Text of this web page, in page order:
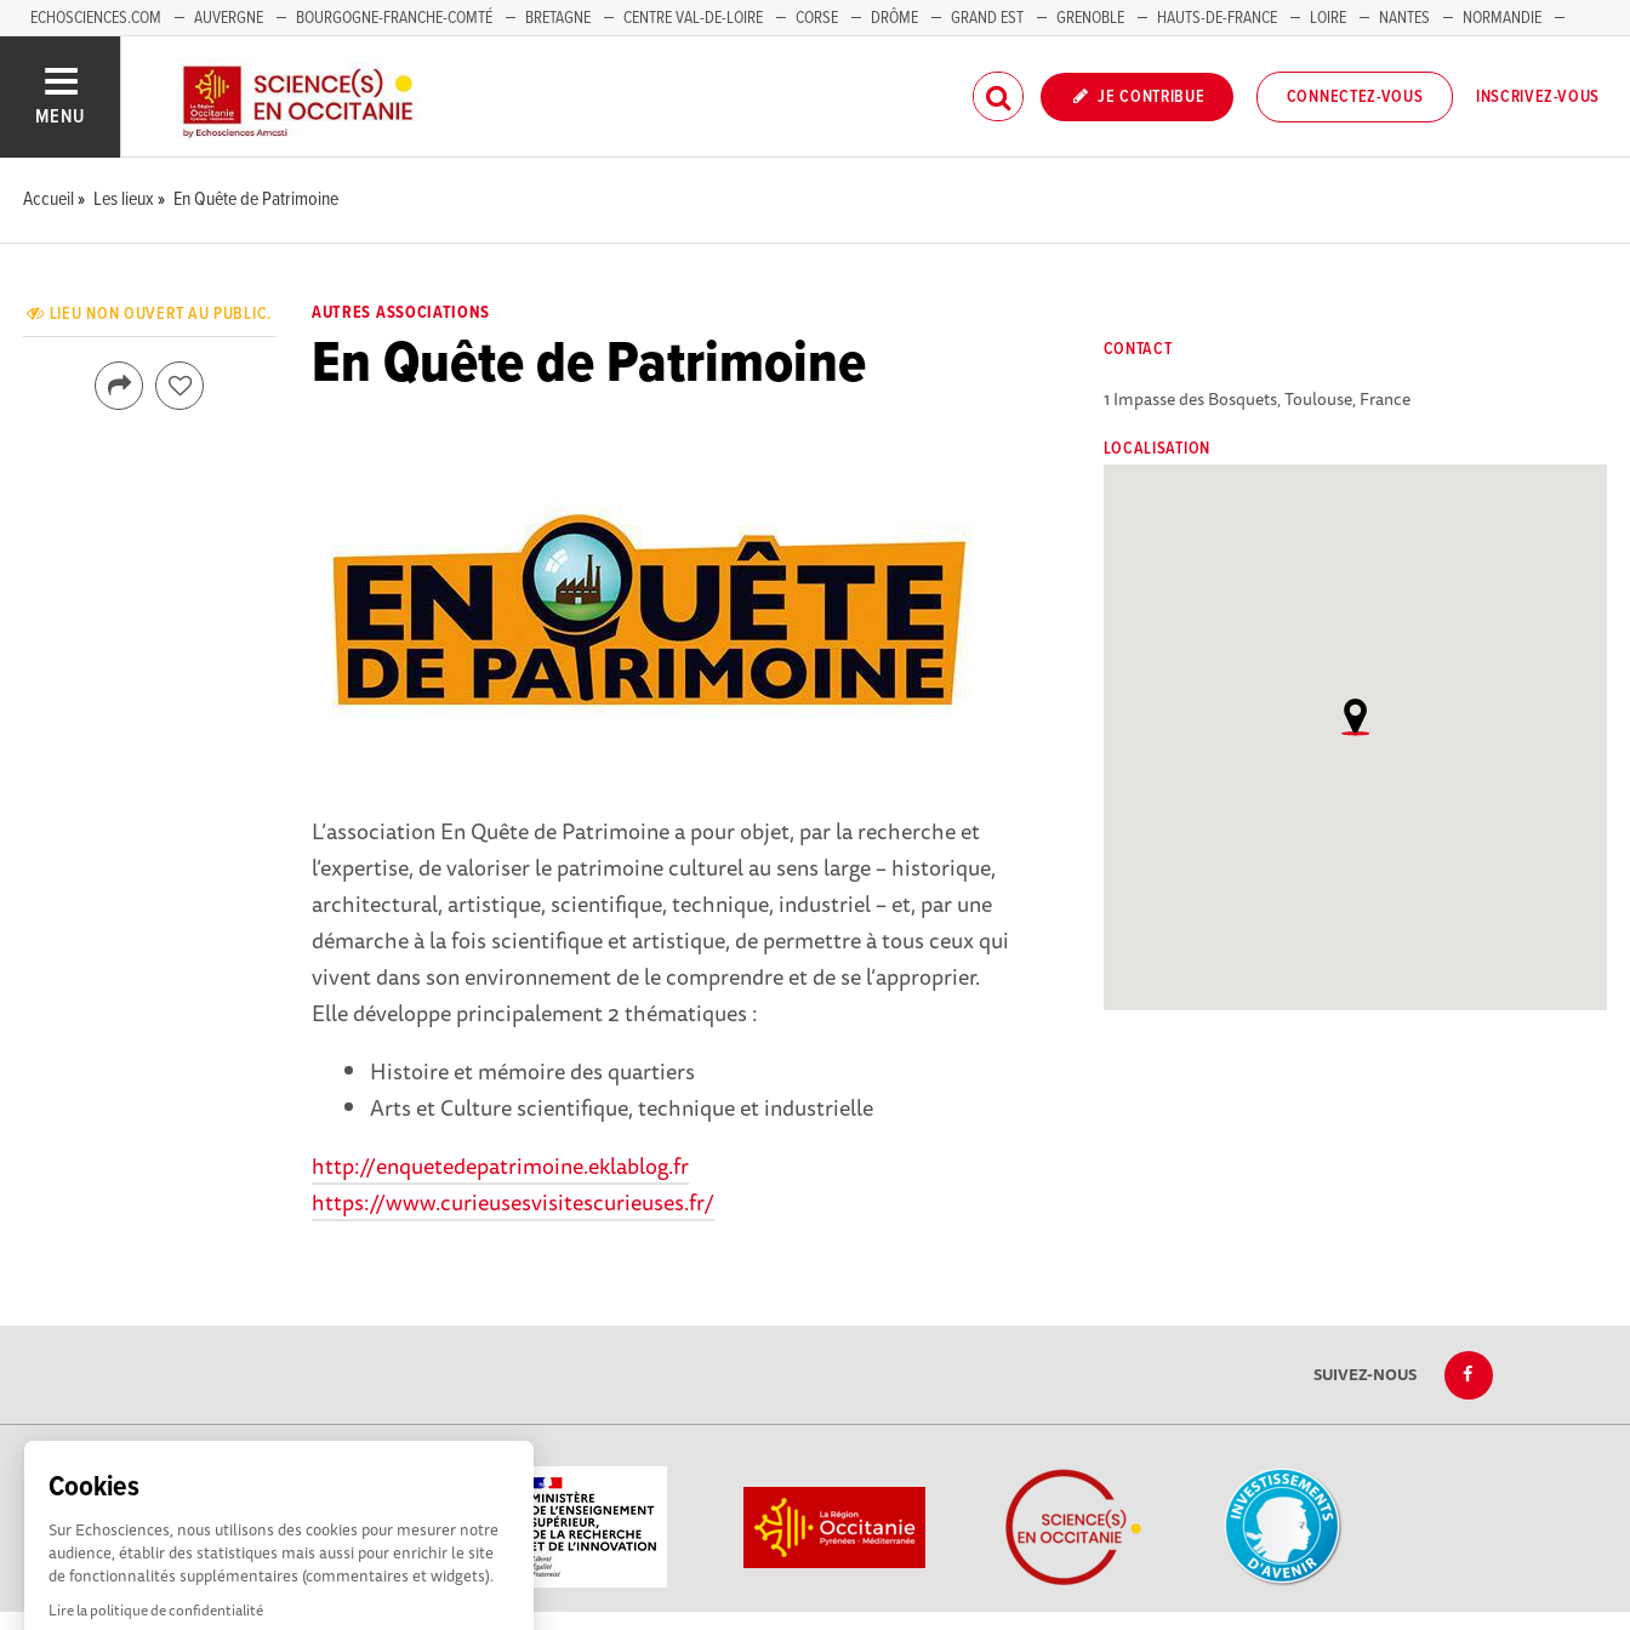
Cookies
Sur Echosciences, nous utilisons des cookies pour mesurer notre
audience, établir des statistiques mais aussi pour enrichir le site
de fonctionnalités supplémentaires (commentaires et widgets).
Lire la politique de confidentialité
ECHOSCIENCES.COM AUVERGNE BOURGOGNE-FRANCHE-COMTÉ BRETAGNE CENTRE VAL-DE-LOIRE CORSE DRÔME GRAND EST GRENOBLE HAUTS-DE-FRANCE LOIRE NANTES
NORMANDIE
MENU
JE CONTRIBUE CONNECTEZ-VOUS INSCRIVEZ-VOUS
Accueil Les lieux En Quête de Patrimoine
AUTRES ASSOCIATIONS
En Quête de Patrimoine
L’association En Quête de Patrimoine a pour objet, par la recherche et
l’expertise, de valoriser le patrimoine culturel au sens large – historique,
architectural, artistique, scientifique, technique, industriel – et, par une
démarche à la fois scientifique et artistique, de permettre à tous ceux qui
vivent dans son environnement de le comprendre et de se l’approprier.
Elle développe principalement 2 thématiques :
Histoire et mémoire des quartiers
Arts et Culture scientifique, technique et industrielle
http://enquetedepatrimoine.eklablog.fr
https://www.curieusesvisitescurieuses.fr/
CONTACT
1 Impasse des Bosquets, Toulouse, France
LOCALISATION
LIEU NON OUVERT AU PUBLIC.
SUIVEZ-NOUS